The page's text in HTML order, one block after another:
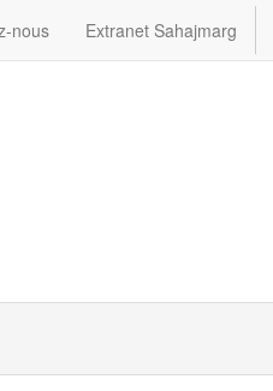
nous Extranet Sahajmarg